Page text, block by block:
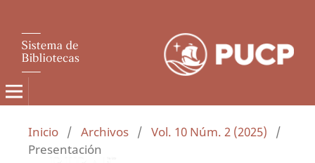
Inicio / Archivos / Vol. 10 Núm. 2 (2025)
/
Presentación